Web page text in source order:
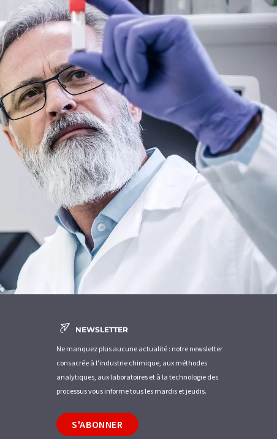
NEWSLETTER
Ne manquez plus aucune actualité : notre newsletter
consacrée à l'industrie chimique, aux méthodes
analytiques, aux laboratoires et à la technologie des
processus vous informe tous les mardis et jeudis.
S'ABONNER